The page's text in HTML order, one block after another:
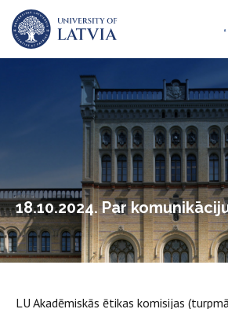
18.10.2024. Par
LU Akadēmiskās ētikas komisijas